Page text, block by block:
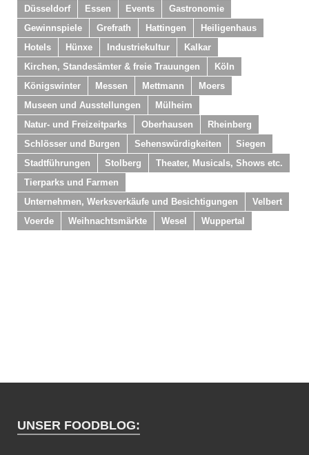
Düsseldorf
Essen Events
Gastronomie
Gewinnspiele
Grefrath Hattingen
Heiligenhaus
Hotels
Hünxe Industriekultur
Kalkar
Kirchen, Standesämter & freie Trauungen
Köln
Königswinter
Messen Mettmann
Moers
Museen und Ausstellungen
Mülheim
Natur- und Freizeitparks
Oberhausen
Rheinberg
Schlösser und Burgen
Sehenswürdigkeiten
Siegen
Stadtführungen
Stolberg
Theater, Musicals, Shows etc.
Tierparks und Farmen
Unternehmen, Werksverkäufe und Besichtigungen
Velbert
Voerde
Weihnachtsmärkte Wesel Wuppertal
UNSER FOODBLOG: